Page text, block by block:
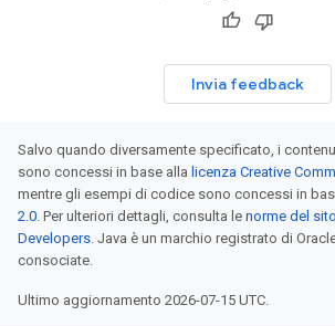
Invia feedback
Salvo quando diversamente specificato, i
sono concessi in base alla licenza Creative
mentre gli esempi di codice sono concessi in
2.0. Per ulteriori dettagli, consulta le norme del
Developers. Java è un marchio registrato di
consociate.
Ultimo aggiornamento 2026-07-15 UTC.